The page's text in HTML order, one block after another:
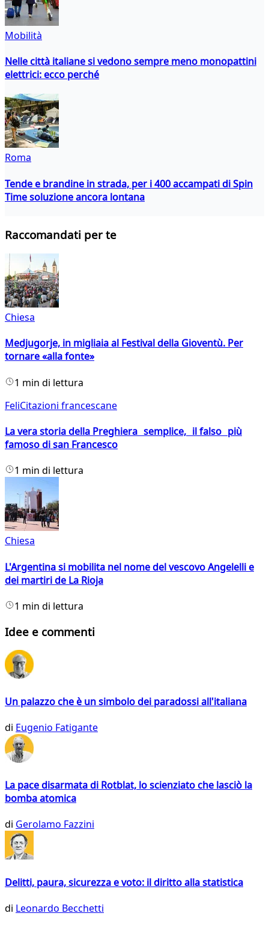
Mobilità
Nelle città italiane si vedono sempre meno monopattini
elettrici: ecco perché
Roma
Tende e brandine in strada, per i 400 accampati di Spin
Time soluzione ancora lontana
Raccomandati per te
Chiesa
Medjugorje, in migliaia al Festival della Gioventù. Per
tornare «alla fonte»
1 min di lettura
FeliCitazioni francescane
La vera storia della Preghiera semplice, il falso più
famoso di san Francesco
1 min di lettura
Chiesa
L'Argentina si mobilita nel nome del vescovo Angelelli e
dei martiri de La Rioja
1 min di lettura
Idee e commenti
Un palazzo che è un simbolo dei paradossi all'italiana
di Eugenio Fatigante
La pace disarmata di Rotblat, lo scienziato che lasciò la
bomba atomica
di Gerolamo Fazzini
Delitti, paura, sicurezza e voto: il diritto alla statistica
di Leonardo Becchetti